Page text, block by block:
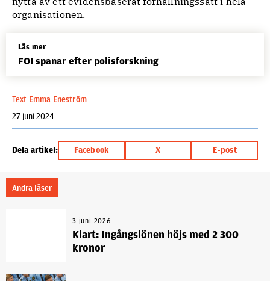
organisationen.
Läs mer
FOI spanar efter polisforskning
Text Emma Eneström
27 juni 2024
Dela artikel: Facebook X E-post
Andra läser
3 juni 2026
Klart: Ingångslönen höjs med 2 300
kronor